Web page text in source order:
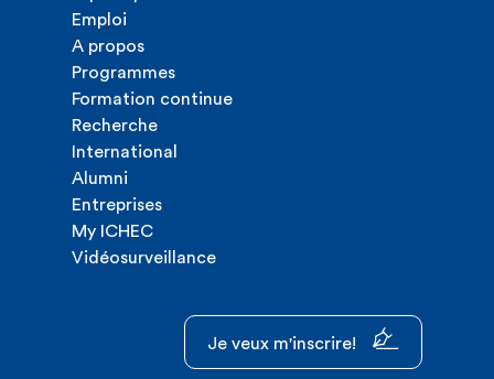
Emploi
A propos
Programmes
Formation continue
Recherche
International
Alumni
Entreprises
My ICHEC
Vidéosurveillance
Je veux m'inscrire!